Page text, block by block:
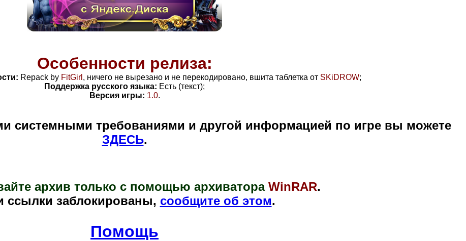
Особенности релиза:
Repack by FitGirl , ничего не вырезано и не перекодировано, вшита таблетка от SKiDROW;
Поддержка русского языка: Есть (текст);
Версия игры: 1.0.
системными требованиями и другой информацией по игре вы можете
ЗДЕСЬ.
архив только с помощью архиватора WinRAR.
ссылки заблокированы, сообщите об этом.
Помощь